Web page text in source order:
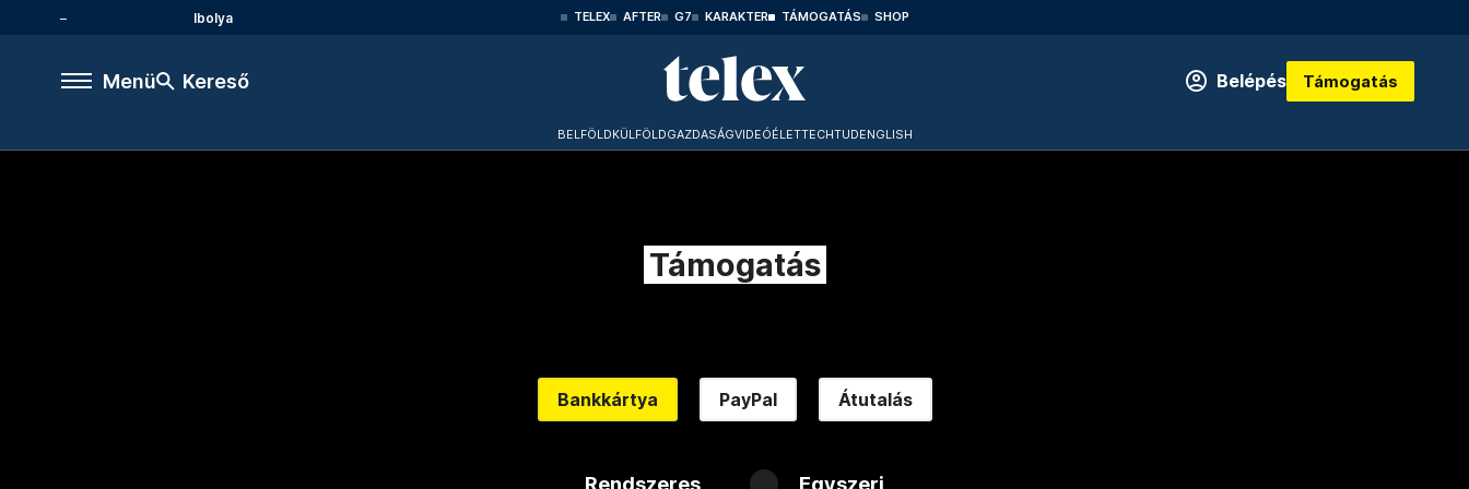
Ibolya TELEX AFTER G7 KARAKTER TÁMOGATÁS SHOP
Menü Kereső Belépés Támogatás
BELFÖLDKÜLFÖLDGAZDASÁGVIDEÓÉLETTECHTUDENGLISH
Támogatás
Bankkártya PayPal Átutalás
Rendszeres Egyszeri